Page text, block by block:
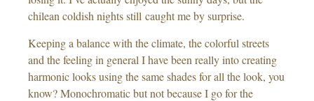
chilean coldish nights still caught me by surprise.
Keeping a balance with the climate, the colorful streets
and the feeling in general I have been really into creating
harmonic looks using the same shades for all the look, you
know? Monochromatic but not because I go for the